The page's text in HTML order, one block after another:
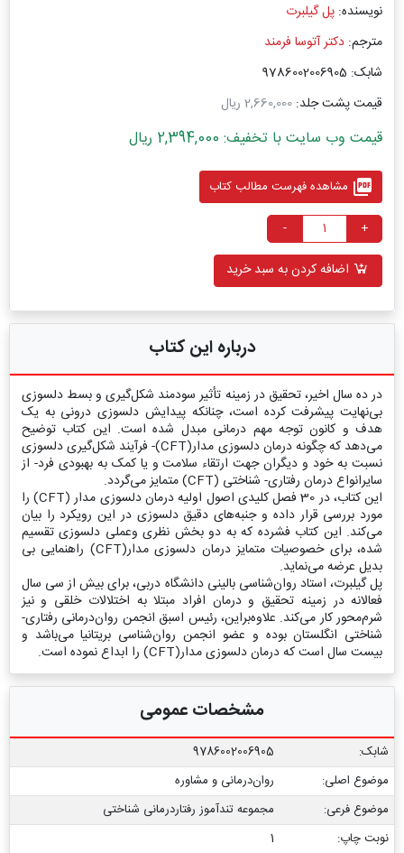
نویسنده: پل گیلبرت
مترجم: دکتر آتوسا فرمند
شابک: 9786002006905
قیمت پشت جلد: 2,660,000 ریال
قیمت وب سایت با تخفیف: 2,394,000 ریال
picture_as_pdf مشاهده فهرست مطالب کتاب
+
-
اضافه کردن به سبد خرید
درباره این کتاب
در ده سال اخیر، تحقیق در زمینه تأثیر سودمند شکل‌گیری و بسط دلسوزی
بی‌نهایت پیشرفت کرده است، چنانکه پیدایش دلسوزی درونی به یک
هدف و کانون توجه مهم درمانی مبدل شده است. این کتاب توضیح
می‌دهد که چگونه درمان دلسوزی مدار(CFT)- فرآیند شکل‌گیری دلسوزی
نسبت به خود و دیگران جهت ارتقاء سلامت و یا کمک به بهبودی فرد- از
سایرانواع درمان رفتاری- شناختی (CFT) متمایز می‌گردد.
این کتاب، در 30 فصل کلیدی اصول اولیه درمان دلسوزی مدار (CFT) را
مورد بررسی قرار داده و جنبه‌های دقیق دلسوزی در این رویکرد را بیان
می‌کند. این کتاب فشرده که به دو بخش نظری وعملی دلسوزی تقسیم
شده، برای خصوصیات متمایز درمان دلسوزی مدار(CFT) راهنمایی بی
بدیل عرضه می‌نماید.
پل گیلبرت، استاد روان‌شناسی بالینی دانشگاه دربی، برای بیش از سی سال
فعالانه در زمینه تحقیق و درمان افراد مبتلا به اختلالات خلقی و نیز
شرم‌محور کار می‌کند. علاوه‌براین، رئیس اسبق انجمن روان‌درمانی رفتاری-‌
شناختی انگلستان بوده و عضو انجمن روان‌شناسی بریتانیا می‌باشد و
بیست سال است که درمان دلسوزی مدار(CFT) را ابداع نموده است.
مشخصات عمومی
شابک:
9786002006905
موضوع اصلی:
روان‌درمانی و مشاوره
موضوع فرعی:
مجموعه تندآموز رفتاردرمانی شناختی
نوبت چاپ:
1